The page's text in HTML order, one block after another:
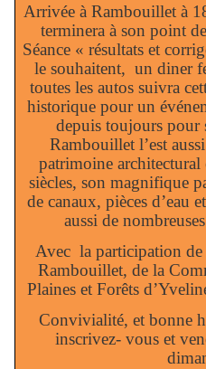
Arrivée à Rambouillet à
terminera à son point
Séance « résultats et
le souhaitent, un diner
toutes les autos suivra
historique pour un
depuis toujours pour
Rambouillet l’est
patrimoine
siècles, son magnifique
de canaux, pièces d’eau
aussi de
Avec la participation
Rambouillet, de la
Plaines et Forêts
Convivialité, et bonne
inscrivez- vous et